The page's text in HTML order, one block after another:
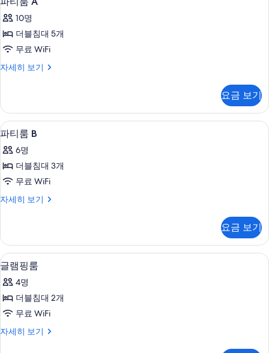
기
히
보
기
티
룸
A
사
진
두
보
기
10명
더블침대 5개
무료 WiFi
자세히 보기
파
자
세
히
보
기
요금 보기
파
티
룸
B
사
진
두
보
기
11
파티룸 B
6명
더블침대 3개
무료 WiFi
자세히 보기
파
자
세
히
기
요금 보기
글
램
핑
룸
진
11
글램핑룸
4명
더블침대 2개
무료 WiFi
자세히 보기
글